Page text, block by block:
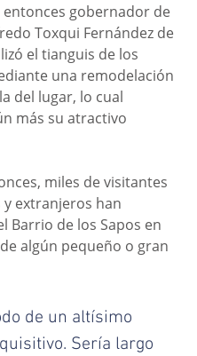
entonces gobernador de
Toxqui Fernández de
el tianguis de los
una remodelación
del lugar, lo cual
más su atractivo
miles de visitantes
y extranjeros han
Barrio de los Sapos en
algún pequeño o gran
de un altísimo
Sería largo